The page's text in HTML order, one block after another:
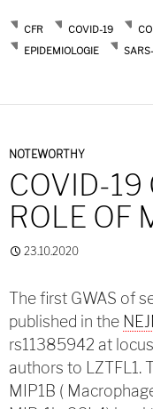
CFR COVID-19
EPIDEMIOLOGIE
NOTEWORTHY
COVID-19
ROLE OF
23.10.2020
The first GWAS of
published in the
rs11385942 at
authors to LZTFL1.
MIP1B (